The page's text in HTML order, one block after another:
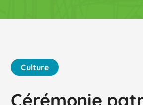
Culture
Cérémonie